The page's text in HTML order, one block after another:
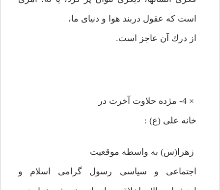
است كه عقول دربند هوا و دنياى ما،
از درك آن عاجز است.
× 4- مژده حلاوت آخرت در
خانه على (ع) :
زهرا(س) به واسطه موقعيت
اجتماعى و سياسى رسول گرامى اسلام و